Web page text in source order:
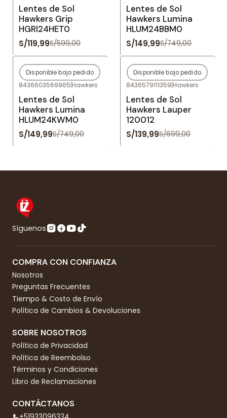
Lentes de Sol
Hawkers Grip
HGRI24HET0
S/119,99S/599,00
Lentes de Sol
Hawkers Lumina
HLUM24BBM0
S/149,99S/749,00
-80%OFF
Agotado
Disponible bajo pedido
8436603569965|Hawkers
Lentes de Sol
Hawkers Lumina
HLUM24KWM0
S/149,99S/749,00
-80%OFF
Agotado
Disponible bajo pedido
8436579111359|Hawkers
Lentes de Sol
Hawkers Lauper
120012
S/139,99S/699,00
Síguenos
COMPRA CON CONFIANZA
Nosotros
Preguntas Frecuentes
Tiempo & Costo de Envío
Política de Cambios & Devoluciones
SOBRE NOSOTROS
Política de Privacidad
Política de Reembolso
Términos y Condiciones
Libro de Reclamaciones
CONTÁCTANOS